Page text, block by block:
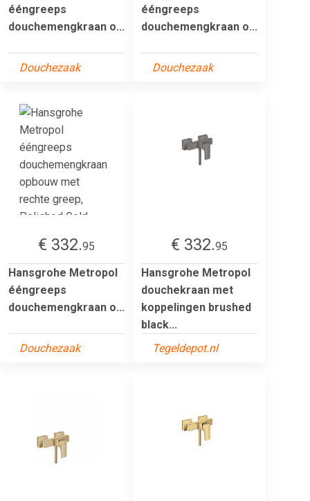
ééngreeps
douchemengkraan o...
Douchezaak
ééngreeps
douchemengkraan o...
Douchezaak
€ 332.95
Hansgrohe Metropol
ééngreeps
douchemengkraan o...
Douchezaak
€ 332.95
Hansgrohe Metropol
douchekraan met
koppelingen brushed
black...
Tegeldepot.nl